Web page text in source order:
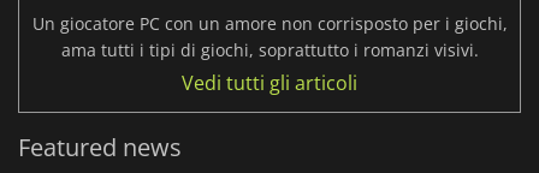
Un giocatore PC con un amore non corrisposto per i giochi,
ama tutti i tipi di giochi, soprattutto i romanzi visivi.
Vedi tutti gli articoli
Featured news